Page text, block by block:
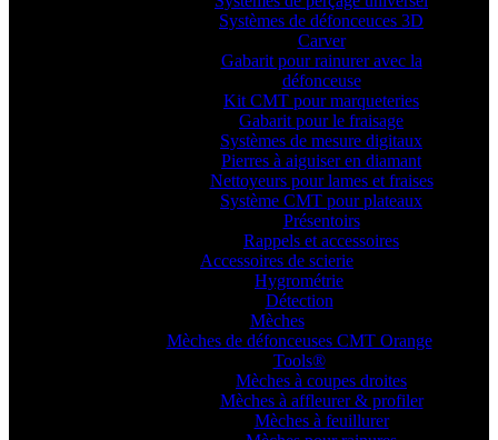
Systèmes de défonceuces 3D
Carver
Gabarit pour rainurer avec la
défonceuse
Kit CMT pour marqueteries
Gabarit pour le fraisage
Systèmes de mesure digitaux
Pierres à aiguiser en diamant
Nettoyeurs pour lames et fraises
Système CMT pour plateaux
Présentoirs
Rappels et accessoires
Accessoires de scierie
Hygrométrie
Détection
Mèches
Mèches de défonceuses CMT Orange
Tools®
Mèches à coupes droites
Mèches à affleurer & profiler
Mèches à feuillurer